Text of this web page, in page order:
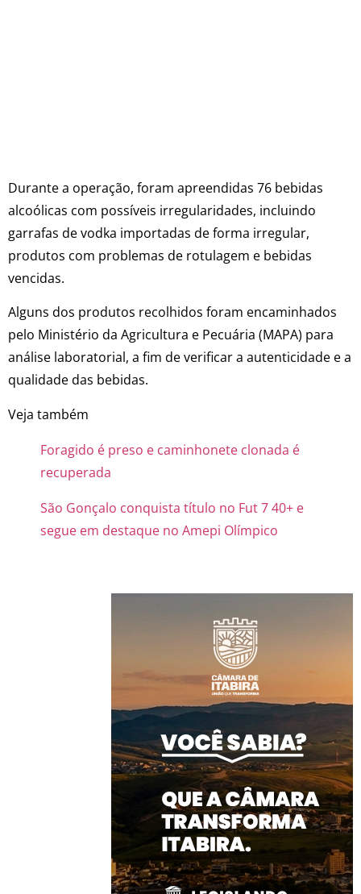
Durante a operação, foram apreendidas 76 bebidas
alcoólicas com possíveis irregularidades, incluindo
garrafas de vodka importadas de forma irregular,
produtos com problemas de rotulagem e bebidas
vencidas.
Alguns dos produtos recolhidos foram encaminhados
pelo Ministério da Agricultura e Pecuária (MAPA) para
análise laboratorial, a fim de verificar a autenticidade e a
qualidade das bebidas.
Veja também
Foragido é preso e caminhonete clonada é
recuperada
São Gonçalo conquista título no Fut 7 40+ e
segue em destaque no Amepi Olímpico